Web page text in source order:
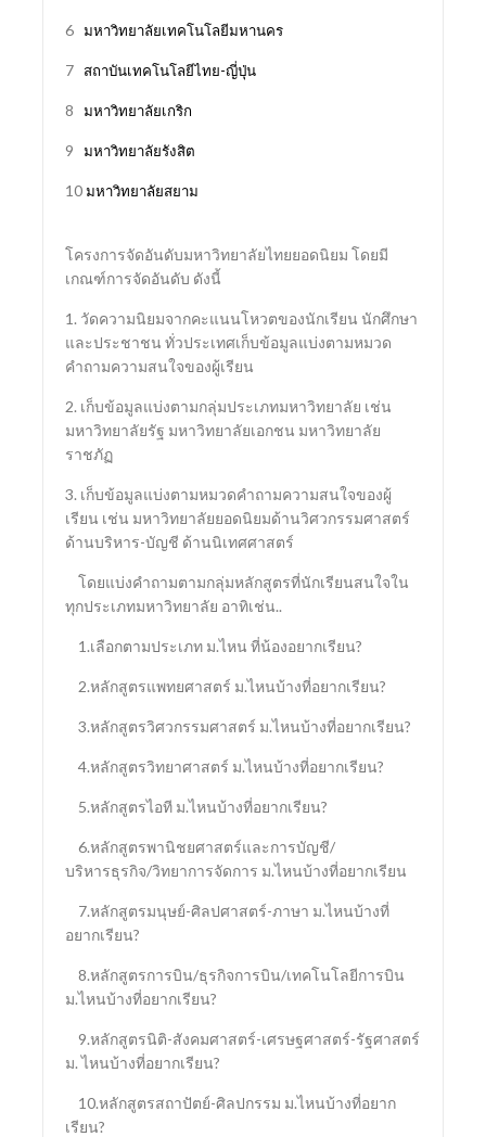
6 มหาวิทยาลัยเทคโนโลยีมหานคร
7 สถาบันเทคโนโลยีไทย-ญี่ปุ่น
8 มหาวิทยาลัยเกริก
9 มหาวิทยาลัยรังสิต
10มหาวิทยาลัยสยาม
โครงการจัดอันดับมหาวิทยาลัยไทยยอดนิยม โดยมี
เกณฑ์การจัดอันดับ ดังนี้
1. วัดความนิยมจากคะแนนโหวตของนักเรียน นักศึกษา
และประชาชน ทั่วประเทศเก็บข้อมูลแบ่งตามหมวด
คำถามความสนใจของผู้เรียน
2. เก็บข้อมูลแบ่งตามกลุ่มประเภทมหาวิทยาลัย เช่น
มหาวิทยาลัยรัฐ มหาวิทยาลัยเอกชน มหาวิทยาลัย
ราชภัฏ
3. เก็บข้อมูลแบ่งตามหมวดคำถามความสนใจของผู้
เรียน เช่น มหาวิทยาลัยยอดนิยมด้านวิศวกรรมศาสตร์
ด้านบริหาร-บัญชี ด้านนิเทศศาสตร์
โดยแบ่งคำถามตามกลุ่มหลักสูตรที่นักเรียนสนใจใน
ทุกประเภทมหาวิทยาลัย อาทิเช่น..
1.เลือกตามประเภท ม.ไหน ที่น้องอยากเรียน?
2.หลักสูตรแพทยศาสตร์ ม.ไหนบ้างที่อยากเรียน?
3.หลักสูตรวิศวกรรมศาสตร์ ม.ไหนบ้างที่อยากเรียน?
4.หลักสูตรวิทยาศาสตร์ ม.ไหนบ้างที่อยากเรียน?
5.หลักสูตรไอที ม.ไหนบ้างที่อยากเรียน?
6.หลักสูตรพานิชยศาสตร์และการบัญชี/
บริหารธุรกิจ/วิทยาการจัดการ ม.ไหนบ้างที่อยากเรียน
7.หลักสูตรมนุษย์-ศิลปศาสตร์-ภาษา ม.ไหนบ้างที่
อยากเรียน?
8.หลักสูตรการบิน/ธุรกิจการบิน/เทคโนโลยีการบิน
ม.ไหนบ้างที่อยากเรียน?
9.หลักสูตรนิติ-สังคมศาสตร์-เศรษฐศาสตร์-รัฐศาสตร์
ม. ไหนบ้างที่อยากเรียน?
10.หลักสูตรสถาปัตย์-ศิลปกรรม ม.ไหนบ้างที่อยาก
เรียน?